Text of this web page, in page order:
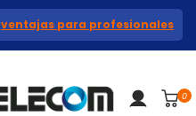
ventajas para profesionales
0